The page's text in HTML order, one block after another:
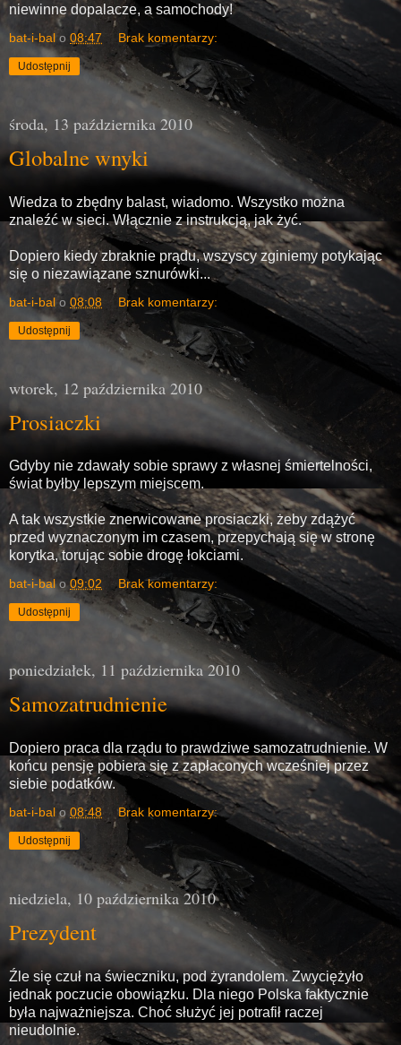
niewinne dopalacze, a samochody!
bat-i-bal o 08:47 Brak komentarzy:
Udostępnij
środa, 13 października 2010
Globalne wnyki
Wiedza to zbędny balast, wiadomo. Wszystko można
znaleźć w sieci. Włącznie z instrukcją, jak żyć.
Dopiero kiedy zbraknie prądu, wszyscy zginiemy potykając
się o niezawiązane sznurówki...
bat-i-bal o 08:08 Brak komentarzy:
Udostępnij
wtorek, 12 października 2010
Prosiaczki
Gdyby nie zdawały sobie sprawy z własnej śmiertelności,
świat byłby lepszym miejscem.
A tak wszystkie znerwicowane prosiaczki, żeby zdążyć
przed wyznaczonym im czasem, przepychają się w stronę
korytka, torując sobie drogę łokciami.
bat-i-bal o09:02 Brak komentarzy:
Udostępnij
poniedziałek, 11 października 2010
Samozatrudnienie
Dopiero praca dla rządu to prawdziwe samozatrudnienie. W
końcu pensję pobiera się z zapłaconych wcześniej przez
siebie podatków.
bat-i-bal o 08:48 Brak komentarzy:
Udostępnij
niedziela, 10 października 2010
Prezydent
Źle się czuł na świeczniku, pod żyrandolem. Zwyciężyło
jednak poczucie obowiązku. Dla niego Polska faktycznie
była najważniejsza. Choć służyć jej potrafił raczej
nieudolnie.